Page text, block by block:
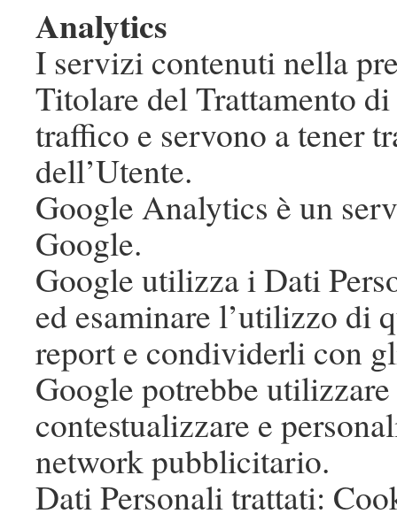
Analytics
I servizi contenuti nella
Titolare del Trattamento
traffico e servono a tener
dell’Utente.
Google Analytics è un
Google.
Google utilizza i Dati
ed esaminare l’utilizzo di
report e condividerli con
Google potrebbe
contestualizzare e
network pubblicitario.
Dati Personali trattati: